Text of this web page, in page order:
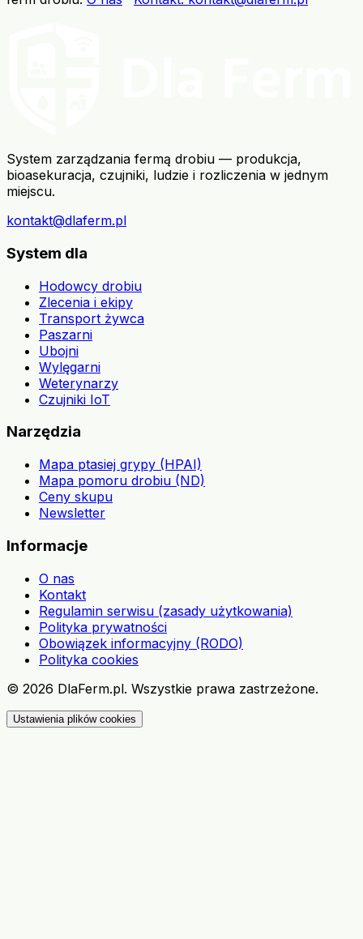
System zarządzania fermą drobiu — produkcja,
bioasekuracja, czujniki, ludzie i rozliczenia w jednym
miejscu.
kontakt@dlaferm.pl
System dla
Hodowcy drobiu
Zlecenia i ekipy
Transport żywca
Paszarni
Ubojni
Wylęgarni
Weterynarzy
Czujniki IoT
Narzędzia
Mapa ptasiej grypy (HPAI)
Mapa pomoru drobiu (ND)
Ceny skupu
Newsletter
Informacje
O nas
Kontakt
Regulamin serwisu (zasady użytkowania)
Polityka prywatności
Obowiązek informacyjny (RODO)
Polityka cookies
© 2026 DlaFerm.pl. Wszystkie prawa zastrzeżone.
Ustawienia plików cookies